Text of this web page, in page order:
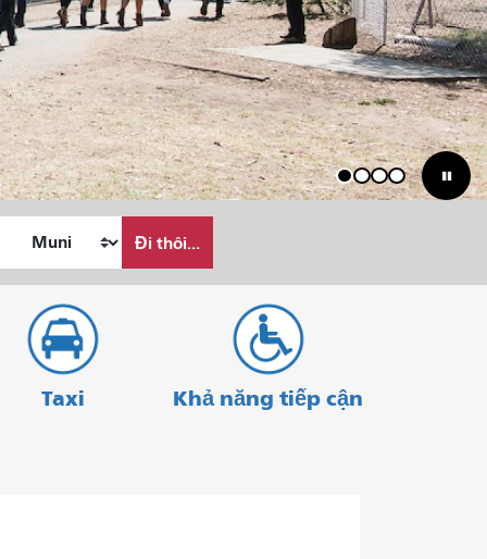
1 2 3 4
Đi thôi...
Taxi Khả năng tiếp cận